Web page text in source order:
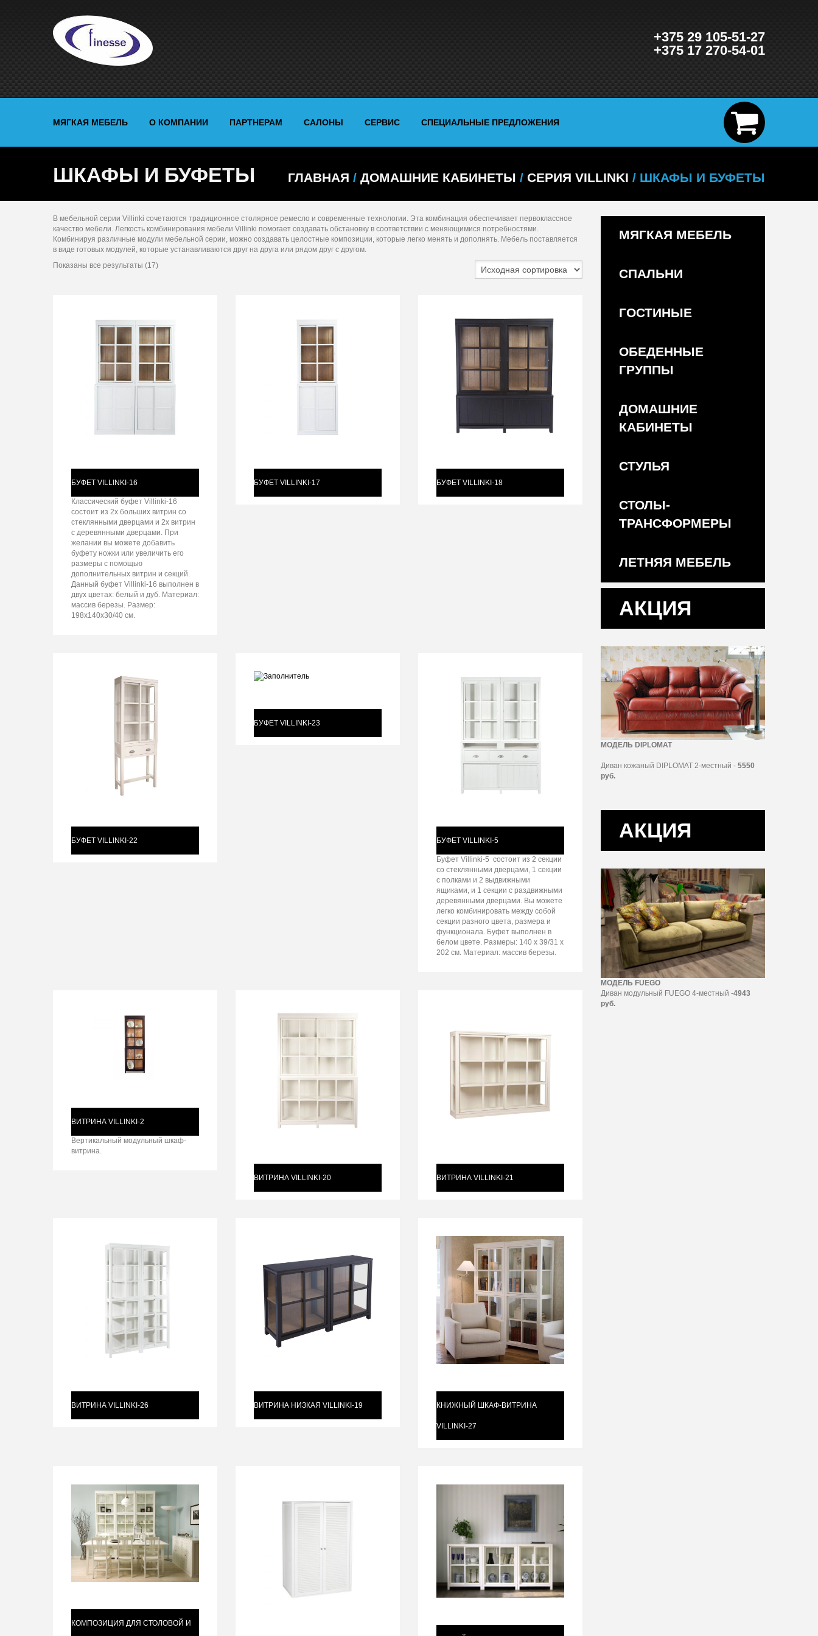
+375 29 105-51-27
+375 17 270-54-01
МЯГКАЯ МЕБЕЛЬ О КОМПАНИИ ПАРТНЕРАМ САЛОНЫ СЕРВИС СПЕЦИАЛЬНЫЕ ПРЕДЛОЖЕНИЯ
ШКАФЫ И БУФЕТЫ ГЛАВНАЯ / ДОМАШНИЕ КАБИНЕТЫ / СЕРИЯ VILLINKI / ШКАФЫ И БУФЕТЫ
В мебельной серии Villinki сочетаются традиционное столярное ремесло и современные технологии. Эта комбинация обеспечивает первоклассное
качество мебели. Легкость комбинирования мебели Villinki помогает создавать обстановку в соответствии с меняющимися потребностями.
Комбинируя различные модули мебельной серии, можно создавать целостные композиции, которые легко менять и дополнять. Мебель поставляется
в виде готовых модулей, которые устанавливаются друг на друга или рядом друг с другом.
Показаны все результаты (17)
БУФЕТ VILLINKI-16
Классический буфет Villinki-16
состоит из 2х больших витрин со
стеклянными дверцами и 2х витрин
с деревянными дверцами. При
желании вы можете добавить
буфету ножки или увеличить его
размеры с помощью
дополнительных витрин и секций.
Данный буфет Villinki-16 выполнен в
двух цветах: белый и дуб. Материал:
массив березы. Размер:
198x140x30/40 см.
БУФЕТ VILLINKI-17 БУФЕТ VILLINKI-18
БУФЕТ VILLINKI-22
БУФЕТ VILLINKI-23
БУФЕТ VILLINKI-5
Буфет Villinki-5 состоит из 2 секции
со стеклянными дверцами, 1 секции
с полками и 2 выдвижными
ящиками, и 1 секции с раздвижными
деревянными дверцами. Вы можете
легко комбинировать между собой
секции разного цвета, размера и
функционала. Буфет выполнен в
белом цвете. Размеры: 140 х 39/31 х
202 см. Материал: массив березы.
ВИТРИНА VILLINKI-2
Вертикальный модульный шкаф-
витрина.
ВИТРИНА VILLINKI-20 ВИТРИНА VILLINKI-21
ВИТРИНА VILLINKI-26 ВИТРИНА НИЗКАЯ VILLINKI-19 КНИЖНЫЙ ШКАФ-ВИТРИНА
VILLINKI-27
КОМПОЗИЦИЯ ДЛЯ СТОЛОВОЙ И
МЯГКАЯ МЕБЕЛЬ
СПАЛЬНИ
ГОСТИНЫЕ
ОБЕДЕННЫЕ
ГРУППЫ
ДОМАШНИЕ
КАБИНЕТЫ
СТУЛЬЯ
СТОЛЫ-
ТРАНСФОРМЕРЫ
ЛЕТНЯЯ МЕБЕЛЬ
АКЦИЯ
МОДЕЛЬ DIPLOMAT
Диван кожаный DIPLOMAT 2-местный - 5550
руб.
АКЦИЯ
МОДЕЛЬ FUEGO
Диван модульный FUEGO 4-местный -4943
руб.